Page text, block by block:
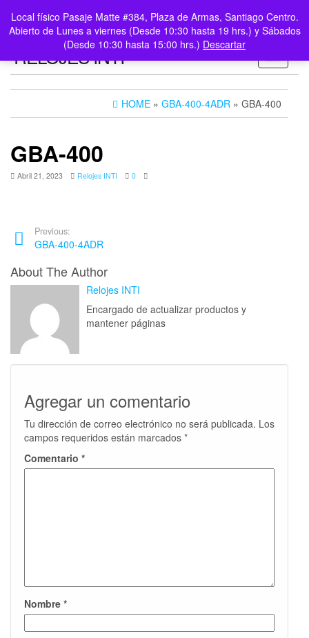
Local físico Pasaje Matte #384, Plaza de Armas, Santiago Centro.
Abierto de Lunes a viernes (Desde 10:30 hasta 19 hrs.) y Sábados
(Desde 10:30 hasta 15:00 hrs.) Descartar
LOGIN /
REGISTER
0
$0
Toggle
RELOJES INTI
HOME » GBA-400-4ADR » GBA-400
GBA-400
Abril 21, 2023 Relojes INTI 0
Previous:
GBA-400-4ADR
About The Author
Relojes INTI
Encargado de actualizar productos y
mantener páginas
Agregar un comentario
Tu dirección de correo electrónico no será publicada. Los
campos requeridos están marcados *
Comentario *
Nombre *